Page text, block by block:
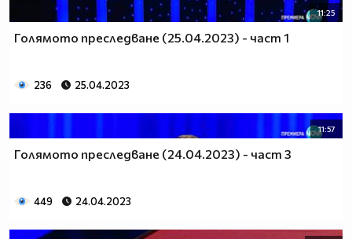
11:25
Голямото преследване (25.04.2023) - част 1
236 25.04.2023
11:57
Голямото преследване (24.04.2023) - част 3
449 24.04.2023